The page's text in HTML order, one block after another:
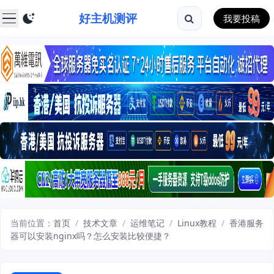
好主机测评 我要投稿
当前位置： 首页 / 技术文章 / 运维笔记 / Linux教程 / 香港服务
器可以安装nginx吗？怎么安装比较便捷？